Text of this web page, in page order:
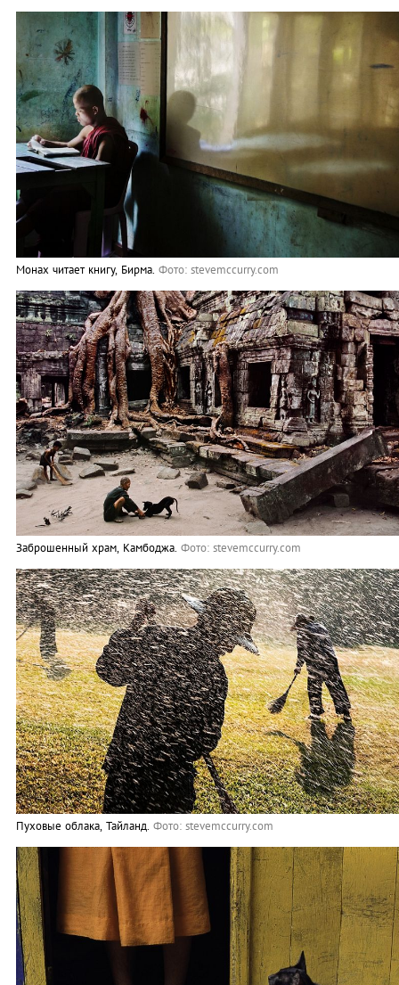
Монах читает книгу, Бирма. Фото: stevemccurry.com
Заброшенный храм, Камбоджа. Фото: stevemccurry.com
Пуховые облака, Тайланд. Фото: stevemccurry.com